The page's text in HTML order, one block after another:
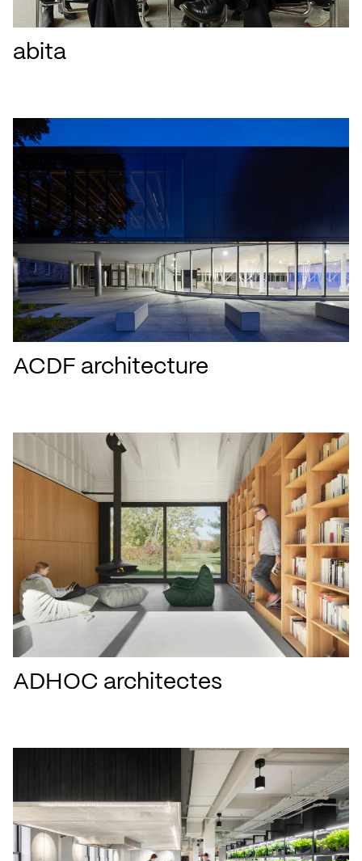
abita
ACDF architecture
ADHOC architectes